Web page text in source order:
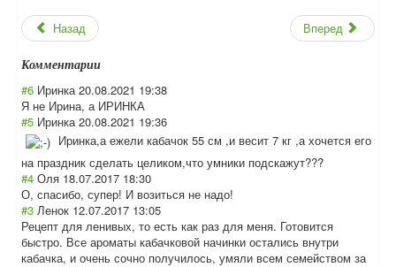
Назад Вперед
Комментарии
#6 Иринка 20.08.2021 19:38
Я не Ирина, а ИРИНКА
#5 Иринка 20.08.2021 19:36
Иринка,а ежели кабачок 55 см ,и весит 7 кг ,а хочется его
на праздник сделать целиком,что умники подскажут???
#4 Оля 18.07.2017 18:30
О, спасибо, супер! И возиться не надо!
#3 Ленок 12.07.2017 13:05
Рецепт для ленивых, то есть как раз для меня. Готовится
быстро. Все ароматы кабачковой начинки остались внутри
кабачка, и очень сочно получилось, умяли всем семейством за